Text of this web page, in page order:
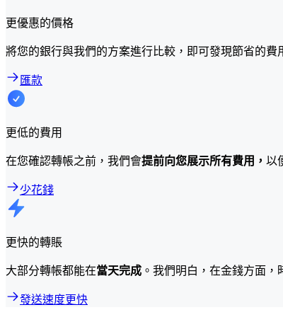
更優惠的價格
將您的銀行與我們的方案進行比較，即可發現節省的費
匯款
更低的費用
在您確認轉帳之前，我們會提前向您展示所有費用， 以
少花錢
更快的轉賬
大部分轉帳都能在當天完成 。我們明白，在金錢方面，
發送速度更快